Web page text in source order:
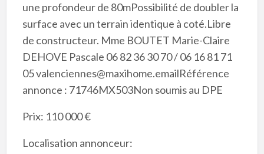
une profondeur de 80mPossibilité de doubler la
surface avec un terrain identique à coté.Libre
de constructeur. Mme BOUTET Marie-Claire
DEHOVE Pascale 06 82 36 30 70 / 06 16 81 71
05 valenciennes@maxihome.emailRéférence
annonce : 71746MX503Non soumis au DPE
Prix: 110 000 €
Localisation annonceur: